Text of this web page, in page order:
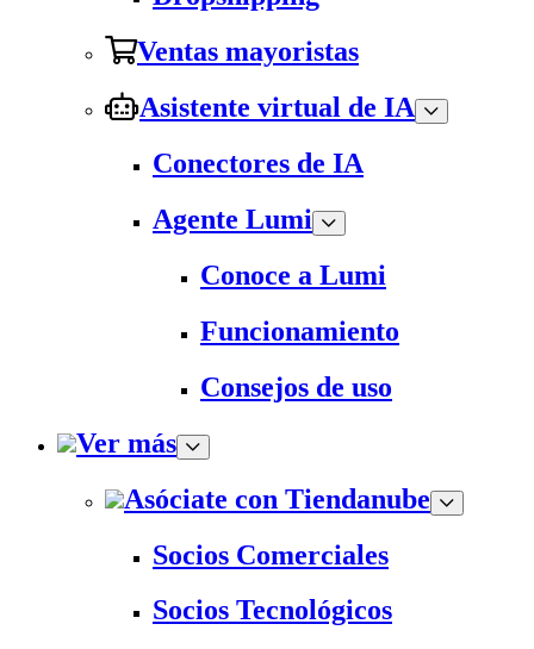
Ventas mayoristas
Asistente virtual de IA
Conectores de IA
Agente Lumi
Conoce a Lumi
Funcionamiento
Consejos de uso
Ver más
Asóciate con Tiendanube
Socios Comerciales
Socios Tecnológicos